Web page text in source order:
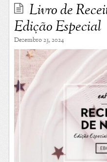
Livro de
Edição Especial
Dezembro 23, 2024